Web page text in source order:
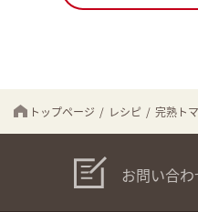
トップページ / レシピ / 完熟ト
お問い合